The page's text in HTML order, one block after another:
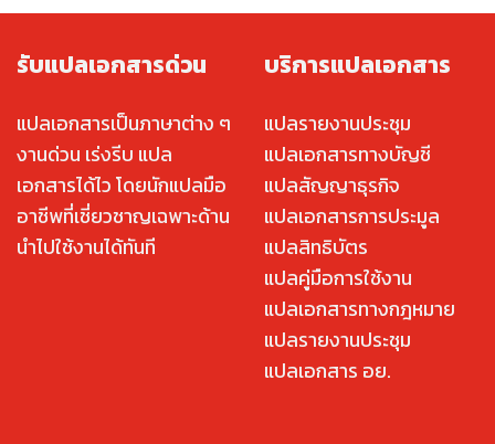
รับแปลเอกสารด่วน
แปลเอกสารเป็นภาษาต่าง ๆ
งานด่วน เร่งรีบ แปล
เอกสารได้ไว โดยนักแปลมือ
อาชีพที่เชี่ยวชาญเฉพาะด้าน
นำไปใช้งานได้ทันที
บริการแปลเอกสาร
แปลรายงานประชุม
แปลเอกสารทางบัญชี
แปลสัญญาธุรกิจ
แปลเอกสารการประมูล
แปลสิทธิบัตร
แปลคู่มือการใช้งาน
แปลเอกสารทางกฎหมาย
แปลรายงานประชุม
แปลเอกสาร อย.